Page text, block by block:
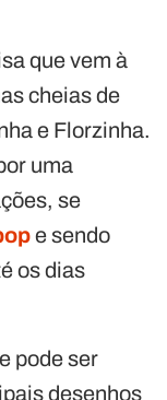
que vem à
cheias de
e Florzinha.
uma
se
e sendo
os dias
pode ser
desenhos